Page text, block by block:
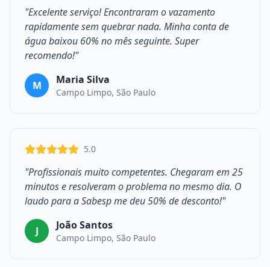
"Excelente serviço! Encontraram o vazamento
rapidamente sem quebrar nada. Minha conta de
água baixou 60% no mês seguinte. Super
recomendo!"
M Maria Silva
Campo Limpo, São Paulo
5.0
"Profissionais muito competentes. Chegaram em 25
minutos e resolveram o problema no mesmo dia. O
laudo para a Sabesp me deu 50% de desconto!"
J João Santos
Campo Limpo, São Paulo